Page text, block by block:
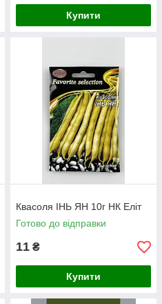
Купити
Квасоля ІНЬ ЯН 10г НК Еліт
Готово до відправки
11 ₴
Купити